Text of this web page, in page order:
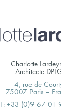
Skip
to
Charlotte
Architecte
4, rue de
75007 Paris –
T: +33 (0)9 67 01